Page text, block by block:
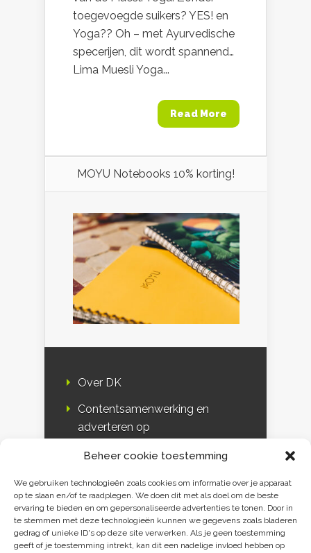
Beheer cookie toestemming
We gebruiken technologieën zoals cookies om informatie over je apparaat
op te slaan en/of te raadplegen. We doen dit met als doel om de beste
ervaring te bieden en om gepersonaliseerde advertenties te tonen. Door in
te stemmen met deze technologieën kunnen we gegevens zoals bladeren
gedrag of unieke ID's op deze site verwerken. Als je geen toestemming
geeft of je toestemming intrekt, kan dit een nadelige invloed hebben op
toegevoegde suikers? YES! en
Yoga?? Oh – met Ayurvedische
specerijen, dit wordt spannend…
Lima Muesli Yoga...
Read More
MOYU Notebooks 10% korting!
Over DK
Contentsamenwerking en
adverteren op
DK & media
Disclaimer